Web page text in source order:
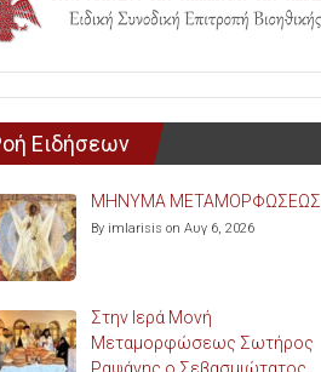
Ειδήσεων
ΜΗΝΥΜΑ ΜΕΤΑΜΟΡΦΩΣΕΩΣ
By imlarisis on Αυγ 6, 2026
Στην Ιερά Μονή
Μεταμορφώσεως Σωτήρος